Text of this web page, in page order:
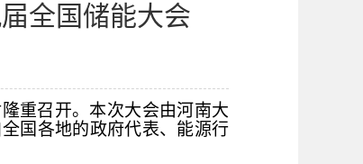
全国储能大会
重召开。本次大会由河南大
国各地的政府代表、能源行